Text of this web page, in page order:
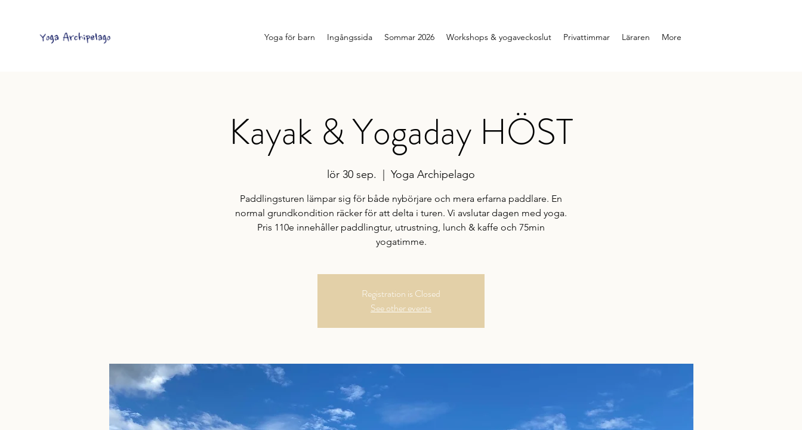
Yoga för barn Ingångssida Sommar 2026 Workshops & yogaveckoslut Privattimmar Läraren More
Kayak & Yogaday HÖST
lör 30 sep. Yoga Archipelago
Paddlingsturen lämpar sig för både nybörjare och mera erfarna paddlare. En
normal grundkondition räcker för att delta i turen. Vi avslutar dagen med yoga.
Pris 110e innehåller paddlingtur, utrustning, lunch & kaffe och 75min
yogatimme.
Registration is Closed
See other events